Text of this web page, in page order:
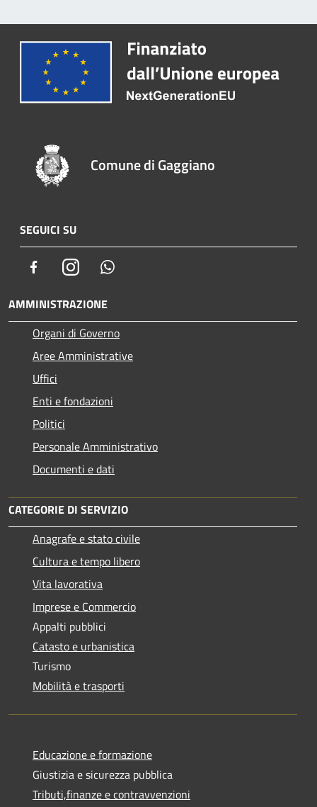
Comune di Gaggiano
SEGUICI SU
FacebookInstagram
AMMINISTRAZIONE
Organi di Governo
Aree Amministrative
Uffici
Enti e fondazioni
Politici
Personale Amministrativo
Documenti e dati
CATEGORIE DI SERVIZIO
Anagrafe e stato civile
Cultura e tempo libero
Vita lavorativa
Imprese e Commercio
Appalti pubblici
Catasto e urbanistica
Turismo
Mobilità e trasporti
Educazione e formazione
Giustizia e sicurezza pubblica
Tributi,finanze e contravvenzioni